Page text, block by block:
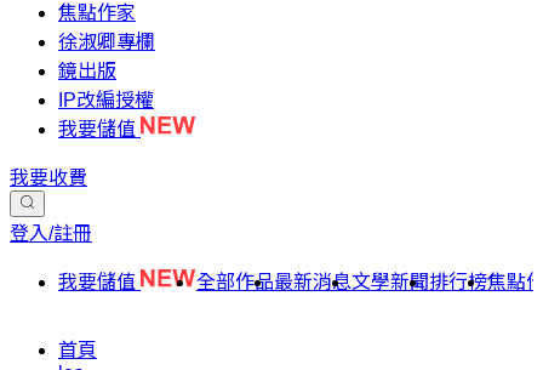
焦點作家
徐淑卿專欄
鏡出版
IP改編授權
我要儲值
我要收費
登入/註冊
我要儲值 全部作品最新消息文學新聞排行榜焦點
首頁